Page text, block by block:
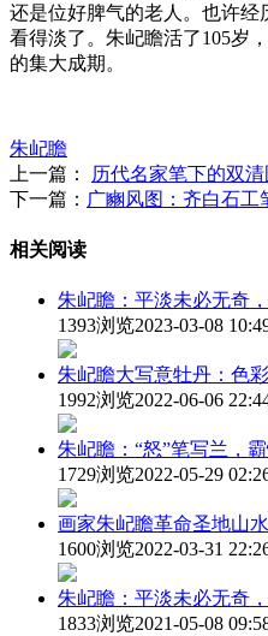
还是位好脾气的老人。也许
看得淡了。朱屺瞻活了105岁
的集大成期。
朱屺瞻
上一篇：
历代名家笔下的双
下一篇： 广豳风图：齐白石工
相关阅读
朱屺瞻：平淡未必无奇
1393浏览2023-03-08
朱屺瞻大写意牡丹：色
1992浏览2022-06-06
朱屺瞻：“怒”笔写兰，
1729浏览2022-05-29
画家朱屺瞻革命圣地山
1600浏览2022-03-31
朱屺瞻：平淡未必无奇
1833浏览2021-05-08